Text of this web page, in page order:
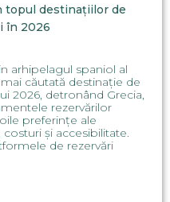
topul destinațiilor de
în 2026
arhipelagul spaniol al
căutată destinație de
2026, detronând Grecia,
rezervărilor
preferințe ale
și accesibilitate.
de rezervări